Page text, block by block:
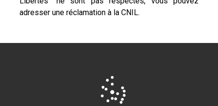
adresser une réclamation à la CNIL.